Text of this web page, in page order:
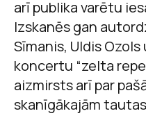
arī publika varētu
Izskanēs gan
Sīmanis, Uldis
koncertu “zelta
aizmirsts arī par
skanīgākajām